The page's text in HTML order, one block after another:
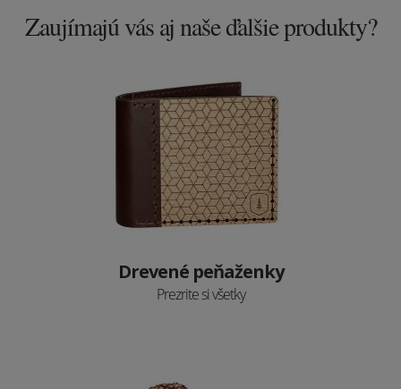
Zaujímajú vás aj naše ďalšie produkty?
Drevené peňaženky
Prezrite si všetky